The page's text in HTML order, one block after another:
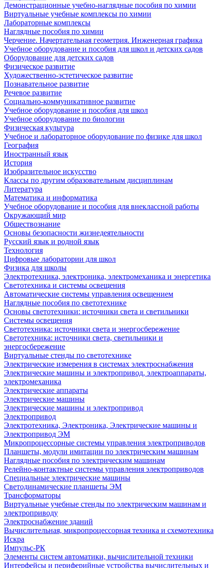
Демонстрационные учебно-наглядные пособия по химии
Виртуальные учебные комплексы по химии
Лабораторные комплексы
Наглядные пособия по химии
Черчение. Начертательная геометрия. Инженерная графика
Учебное оборудование и пособия для школ и детских садов
Оборудование для детских садов
Физическое развитие
Художественно-эстетическое развитие
Познавательное развитие
Речевое развитие
Социально-коммуникативное развитие
Учебное оборудование и пособия для школ
Учебное оборудование по биологии
Физическая культура
Учебное и лабораторное оборудование по физике для школ
География
Иностранный язык
История
Изобразительное искусство
Классы по другим образовательным дисциплинам
Литература
Математика и информатика
Учебное оборудование и пособия для внеклассной работы
Окружающий мир
Обществознание
Основы безопасности жизнедеятельности
Русский язык и родной язык
Технология
Цифровые лаборатории для школ
Физика для школы
Электротехника, электроника, электромеханика и энергетика
Светотехника и системы освещения
Автоматические системы управления освещением
Наглядные пособия по светотехнике
Основы светотехники: источники света и светильники
Системы освещения
Светотехника: источники света и энергосбережение
Светотехника: источники света, светильники и
энергосбережение
Виртуальные стенды по светотехнике
Электрические измерения в системах электроснабжения
Электрические машины и электропривод, электроаппараты,
электромеханика
Электрические аппараты
Электрические машины
Электрические машины и электропривод
Электропривод
Электротехника, Электроника, Электрические машины и
Электропривод ЭМ
Микропроцессорные системы управления электроприводов
Планшеты, модули имитации по электрическим машинам
Наглядные пособия по электрическим машинам
Релейно-контактные системы управления электроприводов
Специальные электрические машины
Светодинамические планшеты ЭМ
Трансформаторы
Виртуальные учебные стенды по электрическим машинам и
электроприводу
Электроснабжение зданий
Вычислительная, микропроцессорная техника и схемотехника
Искра
Импульс-РК
Элементы систем автоматики, вычислительной техники
Интерфейсы и периферийные устройства вычислительных и